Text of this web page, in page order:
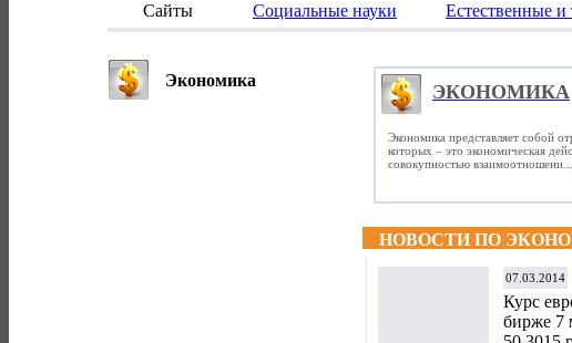
Сайты Социальные науки Естественные и
Экономика
ЭКОНОМИКА
Экономика представляет собой
которых – это экономическая
совокупностью взаимоотношени...
НОВОСТИ ПО
07.03.2014
Курс
бирже 7